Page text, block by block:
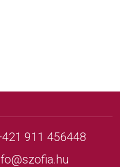
911 456448